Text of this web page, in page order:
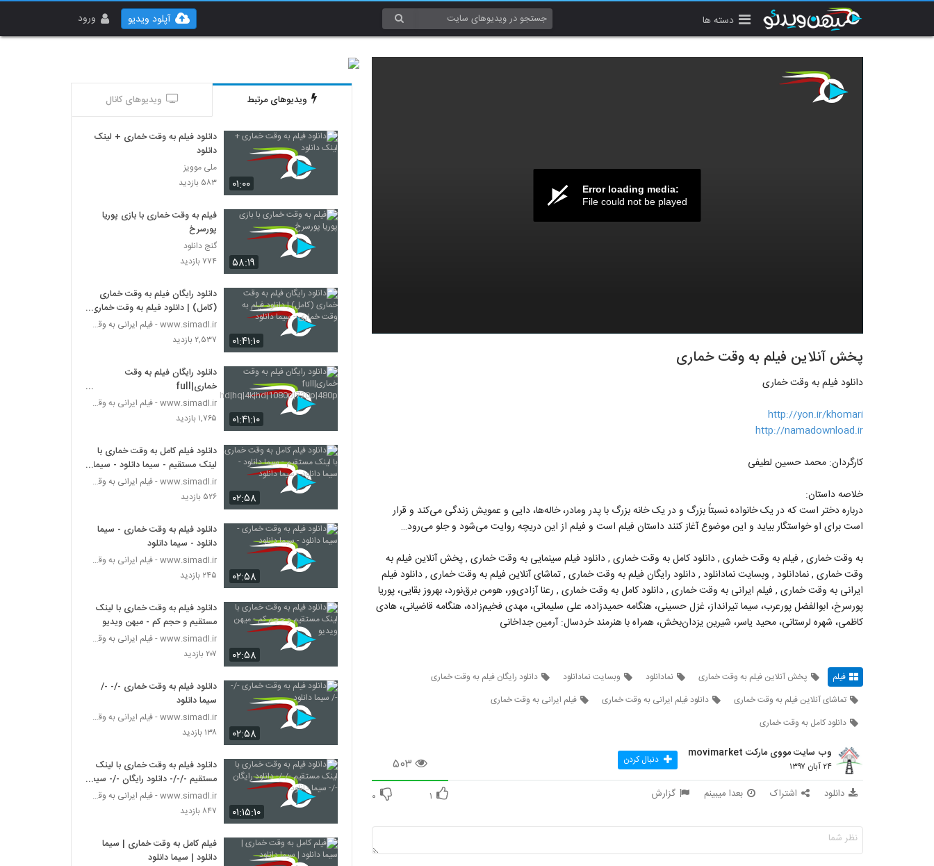
دسته ها ورود آپلود ویدیو
Error loading media:
File could not be played
پخش آنلاین فیلم به وقت خماری
دانلود فیلم به وقت خماری
http://yon.ir/khomari
http://namadownload.ir
کارگردان: محمد حسین لطیفی
خلاصه داستان:
درباره دختر است که در یک خانواده نسبتاً بزرگ و در یک خانه بزرگ با پدر ومادر، خاله‌ها، دایی و عمویش زندگی می‌کند و قرار
است برای او خواستگار بیاید و این موضوع آغاز کنند داستان فیلم است و فیلم از این دریچه روایت می‌شود و جلو می‌رود…
به وقت خماری , فیلم به وقت خماری , دانلود کامل به وقت خماری , دانلود فیلم سینمایی به وقت خماری , پخش آنلاین فیلم به
وقت خماری , نمادانلود , وبسایت نمادانلود , دانلود رایگان فیلم به وقت خماری , تماشای آنلاین فیلم به وقت خماری , دانلود فیلم
ایرانی به وقت خماری , فیلم ایرانی به وقت خماری , دانلود کامل به وقت خماری , رعنا آزادی‌ور، هومن برق‌نورد، بهروز بقایی، پوریا
پورسرخ، ابوالفضل پورعرب، سیما تیرانداز، غزل حسینی، هنگامه حمیدزاده، علی سلیمانی، مهدی فخیم‌زاده، هنگامه قاضیانی، هادی
کاظمی، شهره لرستانی، محید یاسر، شیرین یزدان‌بخش، همراه با هنرمند خردسال: آرمین جداخانی
فیلم پخش آنلاین فیلم به وقت خماری نمادانلود وبسایت نمادانلود
دانلود رایگان فیلم به وقت خماری
تماشای آنلاین فیلم به وقت خماری
دانلود فیلم ایرانی به وقت خماری
فیلم ایرانی به وقت خماری
دانلود کامل به وقت خماری
۵۰۳
وب سایت مووی مارکت movimarket
۲۴ آبان ۱۳۹۷ دنبال کردن
دانلود اشتراک بعدا میبینم گزارش ۱ ۰
ویدیوهای مرتبط ویدیوهای کانال
۰۱:۰۰
دانلود فیلم به وقت خماری + لینک
دانلود
ملی موویز
۵۸۳ بازدید
۵۸:۱۹
فیلم به وقت خماری با بازی پوریا
پورسرخ
گنج دانلود
۷۷۴ بازدید
۰۱:۴۱:۱۰
دانلود رایگان فیلم به وقت خماری
(کامل) | دانلود فیلم به وقت خماری
- سیما دانلود
www.simadl.ir - فیلم ایرانی به وقت خماری
۲,۵۳۷ بازدید
۰۱:۴۱:۱۰
دانلود رایگان فیلم به وقت
خماری|full
hd|hq|4k|hd|1080p|720p|480
p
www.simadl.ir - فیلم ایرانی به وقت خماری
۱,۷۶۵ بازدید
۰۲:۵۸
دانلود فیلم کامل به وقت خماری با
لینک مستقیم - سیما دانلود - سیما
دانلود - سیما دانلود
www.simadl.ir - فیلم ایرانی به وقت خماری
۵۲۶ بازدید
۰۲:۵۸
دانلود فیلم به وقت خماری - سیما
دانلود - سیما دانلود
www.simadl.ir - فیلم ایرانی به وقت خماری
۲۴۵ بازدید
۰۲:۵۸
دانلود فیلم به وقت خماری با لینک
مستقیم و حجم کم - میهن ویدیو
www.simadl.ir - فیلم ایرانی به وقت خماری
۲۰۷ بازدید
۰۲:۵۸
دانلود فیلم به وقت خماری -/- -/
سیما دانلود
www.simadl.ir - فیلم ایرانی به وقت خماری
۱۳۸ بازدید
۰۱:۱۵:۱۰
دانلود فیلم به وقت خماری با لینک
مستقیم -/-/- دانلود رایگان -/- سیما
دانلود
www.simadl.ir - فیلم ایرانی به وقت خماری
۸۴۷ بازدید
فیلم کامل به وقت خماری | سیما
دانلود | سیما دانلود